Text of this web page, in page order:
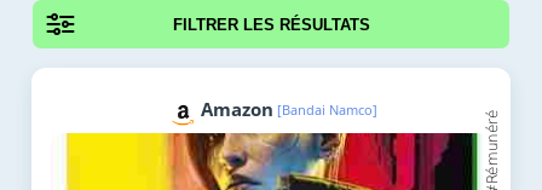
FILTRER LES RÉSULTATS
Amazon [Bandai Namco]